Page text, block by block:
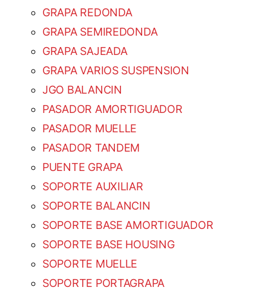
GRAPA REDONDA
GRAPA SEMIREDONDA
GRAPA SAJEADA
GRAPA VARIOS SUSPENSION
JGO BALANCIN
PASADOR AMORTIGUADOR
PASADOR MUELLE
PASADOR TANDEM
PUENTE GRAPA
SOPORTE AUXILIAR
SOPORTE BALANCIN
SOPORTE BASE AMORTIGUADOR
SOPORTE BASE HOUSING
SOPORTE MUELLE
SOPORTE PORTAGRAPA